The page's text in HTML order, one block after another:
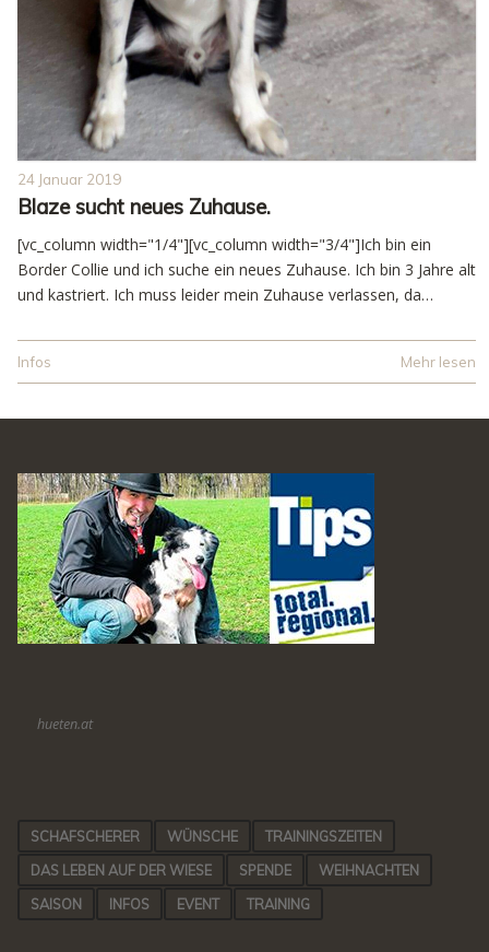
24 Januar 2019
Blaze sucht neues Zuhause.
[vc_column width="1/4"][vc_column width="3/4"]Ich bin ein
Border Collie und ich suche ein neues Zuhause. Ich bin 3 Jahre alt
und kastriert. Ich muss leider mein Zuhause verlassen, da…
Infos Mehr lesen
hueten.at
SCHAFSCHERER WÜNSCHE
TRAININGSZEITEN
DAS LEBEN AUF DER WIESE
SPENDE
WEIHNACHTEN
SAISON
INFOS EVENT TRAINING